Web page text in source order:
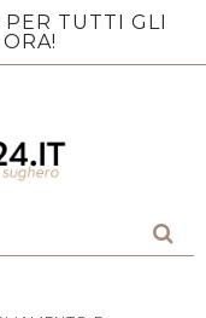
TUTTI GLI